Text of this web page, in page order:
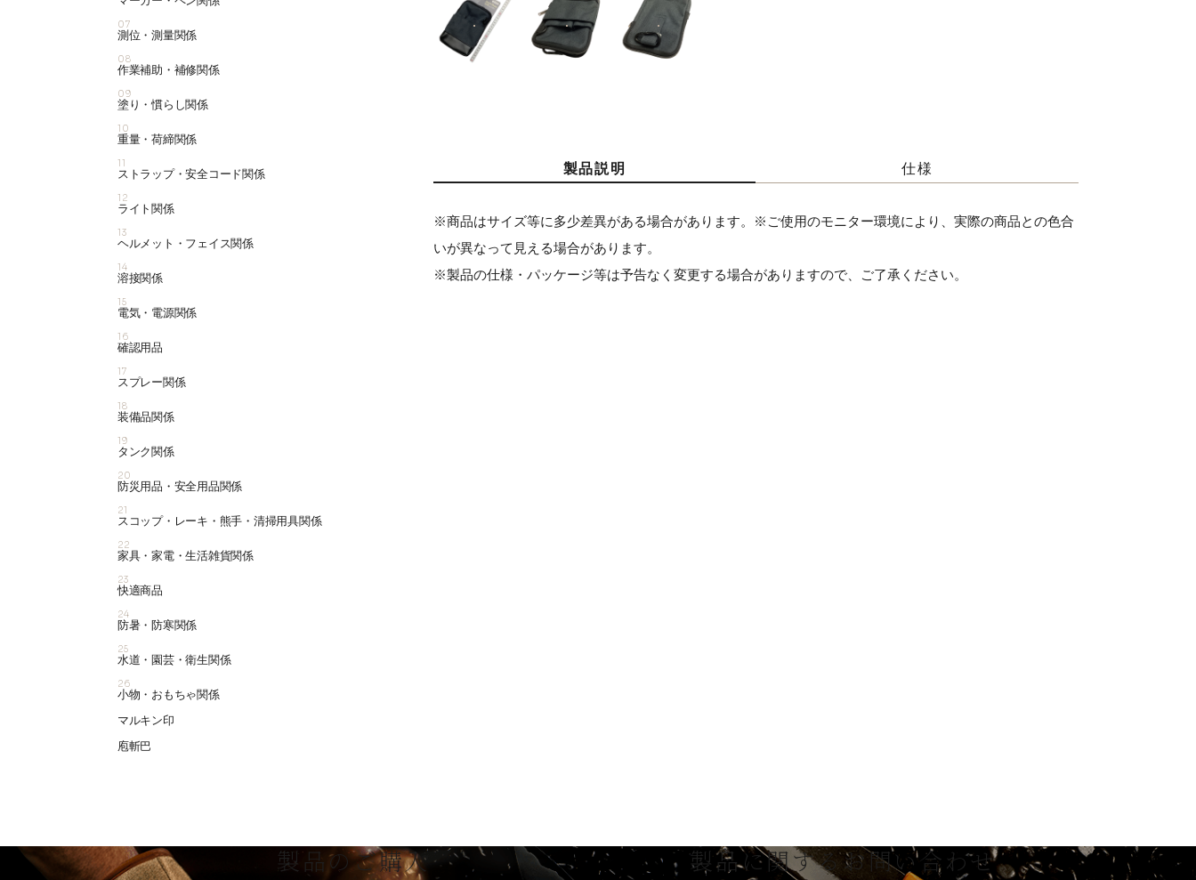
製品説明 仕様
※商品はサイズ等に多少差異がある場合があります。※ご使用のモニター環境により、実際の商品との色合
いが異なって見える場合があります。
※製品の仕様・パッケージ等は予告なく変更する場合がありますので、ご了承ください。
07
測位・測量関係
08
作業補助・補修関係
09
塗り・慣らし関係
10
重量・荷締関係
11
ストラップ・安全コード関係
12
ライト関係
13
ヘルメット・フェイス関係
14
溶接関係
15
電気・電源関係
16
確認用品
17
スプレー関係
18
装備品関係
19
タンク関係
20
防災用品・安全用品関係
21
スコップ・レーキ・熊手・清掃用具関係
22
家具・家電・生活雑貨関係
23
快適商品
24
防暑・防寒関係
25
水道・園芸・衛生関係
26
小物・おもちゃ関係
マルキン印
庖斬巴
製品のご購入 製品に関するお問い合わせ